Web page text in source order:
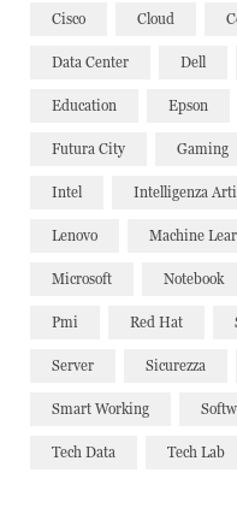
Cisco Cloud
Data Center Dell
Education Epson
Futura City Gaming
Intel Intelligenza
Lenovo Machine
Microsoft Notebook
Pmi Red Hat
Server Sicurezza
Smart Working
Tech Data Tech Lab